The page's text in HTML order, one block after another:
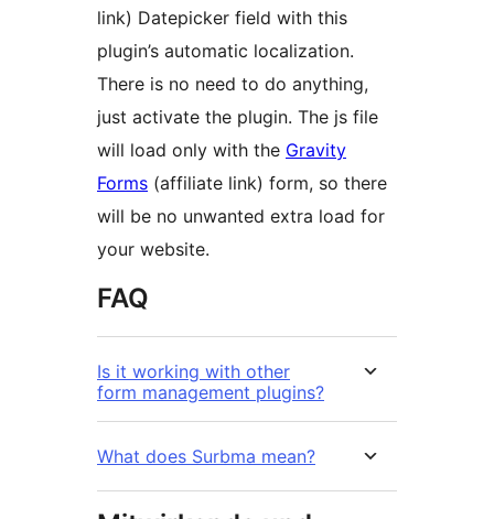
link) Datepicker field with this
plugin’s automatic localization.
There is no need to do anything,
just activate the plugin. The js file
will load only with the Gravity
Forms (affiliate link) form, so there
will be no unwanted extra load for
your website.
FAQ
Is it working with other
form management plugins?
What does Surbma mean?